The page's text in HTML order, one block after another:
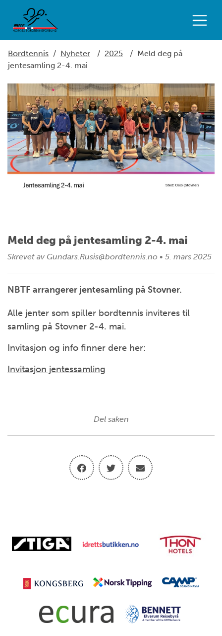
Bordtennis / Nyheter / 2025 / Meld deg på
jentesamling 2-4. mai
Meld deg på jentesamling 2-4. mai
Skrevet av Gundars.Rusis@bordtennis.no • 5. mars 2025
NBTF arrangerer jentesamling på Stovner.
Alle jenter som spiller bordtennis inviteres til
samling på Stovner 2-4. mai.
Invitasjon og info finner dere her:
Invitasjon jentessamling
Del saken